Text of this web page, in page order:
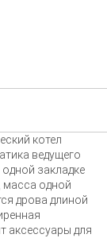
котел
ведущего
закладке
масса одной
дрова длиной
аксессуары для